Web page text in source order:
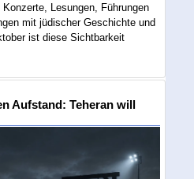
Lesungen, Führungen
mit jüdischer Geschichte und
ist diese Sichtbarkeit
Aufstand: Teheran will